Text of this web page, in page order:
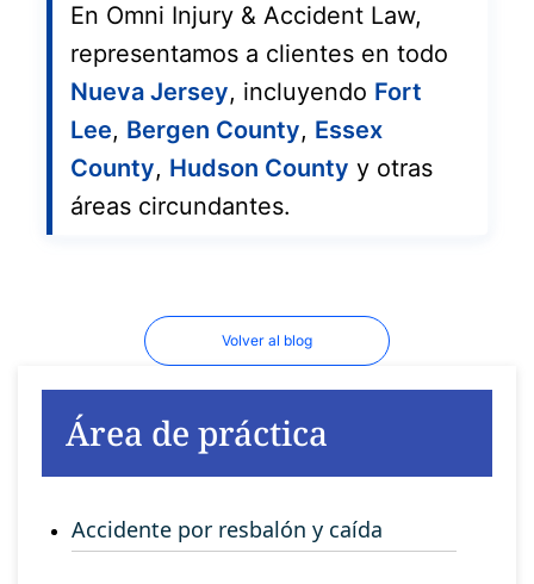
En Omni Injury & Accident Law,
representamos a clientes en todo
Nueva Jersey, incluyendo Fort
Lee, Bergen County, Essex
County, Hudson County y otras
áreas circundantes.
Volver al blog
Área de práctica
Accidente por resbalón y caída